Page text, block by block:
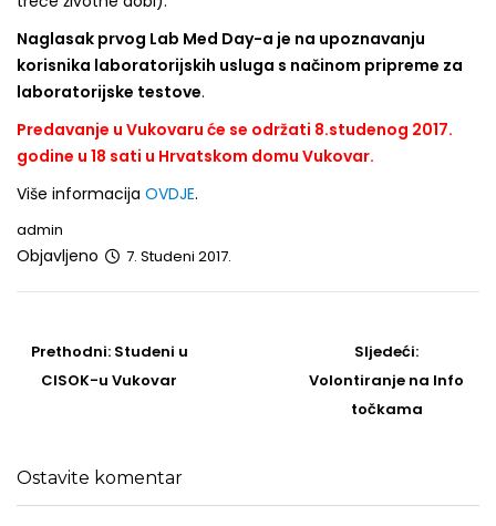
Naglasak prvog Lab Med Day-a je na upoznavanju
korisnika laboratorijskih usluga s načinom pripreme za
laboratorijske testove.
Predavanje u Vukovaru će se održati 8.studenog 2017.
godine u 18 sati u Hrvatskom domu Vukovar.
Više informacija OVDJE.
admin
Objavljeno 7. Studeni 2017.
navigation
Prethodni: Prethodni
post
Studeni u
CISOK-u Vukovar
Sljedeći:Sljedeći
Post
Volontiranje na Info
točkama
Ostavite komentar